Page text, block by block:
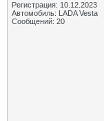
Регистрация: 10.12.2023
Автомобиль: LADA Vesta
Сообщений: 20